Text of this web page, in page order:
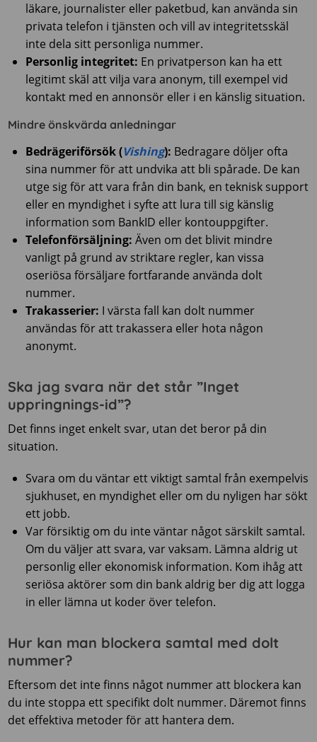
läkare, journalister eller paketbud, kan använda sin
privata telefon i tjänsten och vill av integritetsskäl
inte dela sitt personliga nummer.
Personlig integritet: En privatperson kan ha ett
legitimt skäl att vilja vara anonym, till exempel vid
kontakt med en annonsör eller i en känslig situation.
Mindre önskvärda anledningar
Bedrägeriförsök (Vishing): Bedragare döljer ofta
sina nummer för att undvika att bli spårade. De kan
utge sig för att vara från din bank, en teknisk support
eller en myndighet i syfte att lura till sig känslig
information som BankID eller kontouppgifter.
Telefonförsäljning: Även om det blivit mindre
vanligt på grund av striktare regler, kan vissa
oseriösa försäljare fortfarande använda dolt
nummer.
Trakasserier: I värsta fall kan dolt nummer
användas för att trakassera eller hota någon
anonymt.
Ska jag svara när det står ”Inget
uppringnings-id”?
Det finns inget enkelt svar, utan det beror på din
situation.
Svara om du väntar ett viktigt samtal från exempelvis
sjukhuset, en myndighet eller om du nyligen har sökt
ett jobb.
Var försiktig om du inte väntar något särskilt samtal.
Om du väljer att svara, var vaksam. Lämna aldrig ut
personlig eller ekonomisk information. Kom ihåg att
seriösa aktörer som din bank aldrig ber dig att logga
in eller lämna ut koder över telefon.
Hur kan man blockera samtal med dolt
nummer?
Eftersom det inte finns något nummer att blockera kan
du inte stoppa ett specifikt dolt nummer. Däremot finns
det effektiva metoder för att hantera dem.